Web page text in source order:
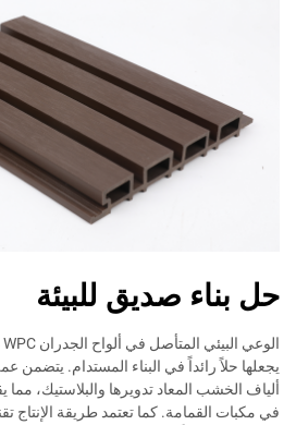
حل بناء صديق للبيئة
يجعلها حلاً رائداً في البناء المستدام. يتضمن
ألياف الخشب المعاد تدويرها والبلاستيك،
في مكبات القمامة. كما تعتمد طريقة الإنتاج